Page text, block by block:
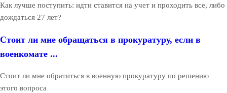
Как лучше поступить: идти ставится на учет и проходить все, либо
дождаться 27 лет?
Стоит ли мне обращаться в прокуратуру, если в
военкомате ...
Стоит ли мне обратиться в военную прокуратуру по решению
этого вопроса